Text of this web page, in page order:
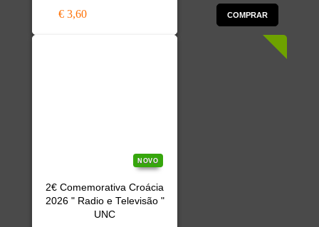
€ 3,60 COMPRAR
NOVO
2€ Comemorativa Croácia
2026 " Radio e Televisão "
UNC